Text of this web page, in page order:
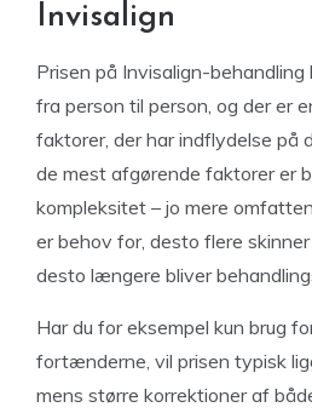
Invisalign
Prisen på Invisalign-
fra person til person, og der er
faktorer, der har indflydelse på
de mest afgørende faktorer er
kompleksitet – jo mere
er behov for, desto flere
desto længere bliver
Har du for eksempel kun brug
fortænderne, vil prisen typisk
mens større korrektioner af